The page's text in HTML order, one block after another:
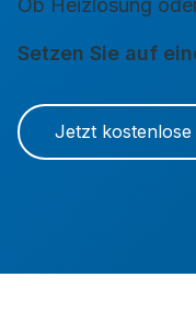
Ob Heizlösung
Setzen Sie auf
Jetzt